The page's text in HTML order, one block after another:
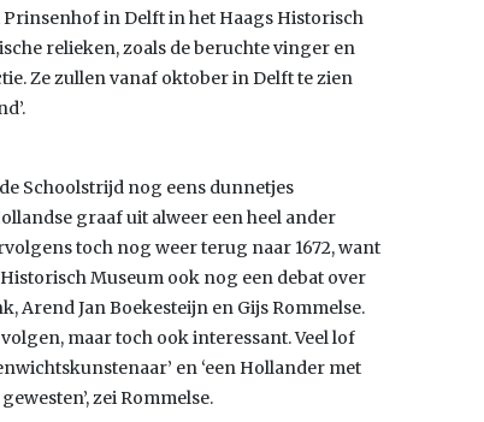
in Delft in het Haags Historisch
relieken, zoals de beruchte vinger en
Ze zullen vanaf oktober in Delft te zien
Schoolstrijd nog eens dunnetjes
graaf uit alweer een heel ander
toch nog weer terug naar 1672, want
Museum ook nog een debat over
Arend Jan Boekesteijn en Gijs Rommelse.
maar toch ook interessant. Veel lof
en ‘een Hollander met
zei Rommelse.